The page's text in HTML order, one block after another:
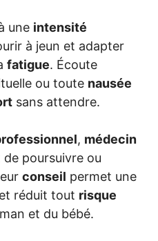
une intensité
à jeun et adapter
fatigue. Écoute
ou toute nausée
sans attendre.
, médecin
de poursuivre ou
conseil permet une
réduit tout risque
et du bébé.